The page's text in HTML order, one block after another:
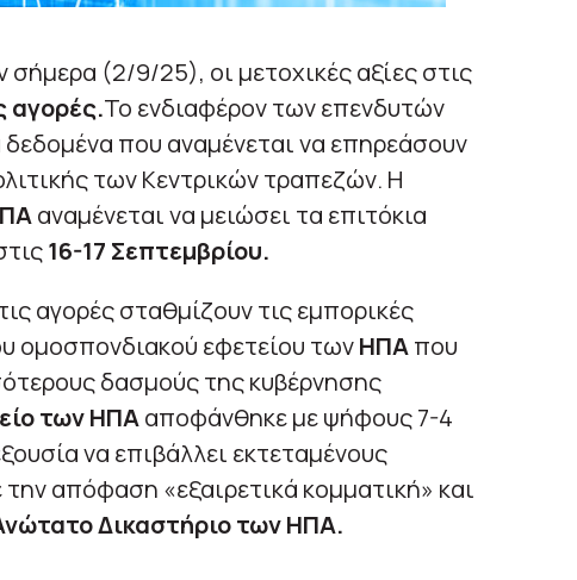
(2/9/25), οι μετοχικές αξίες στις
αγορές.Το ενδιαφέρον των επενδυτών
που αναμένεται να επηρεάσουν
των Κεντρικών τραπεζών. Η
αναμένεται να μειώσει τα επιτόκια
16-17 Σεπτεμβρίου.
αγορές σταθμίζουν τις εμπορικές
ομοσπονδιακού εφετείου τωνΗΠΑπου
δασμούς της κυβέρνησης
των ΗΠΑαποφάνθηκε με ψήφους 7-4
να επιβάλλει εκτεταμένους
απόφαση «εξαιρετικά κομματική» και
Δικαστήριο των ΗΠΑ.